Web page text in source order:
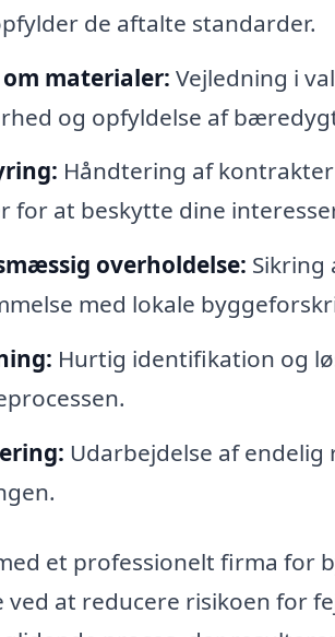
de aftalte standarder.
materialer: Vejledning i
og opfyldelse af
Håndtering af
for at beskytte dine
overholdelse: Sikring
med lokale
Hurtig identifikation og
Udarbejdelse af
et professionelt firma for
at reducere risikoen for